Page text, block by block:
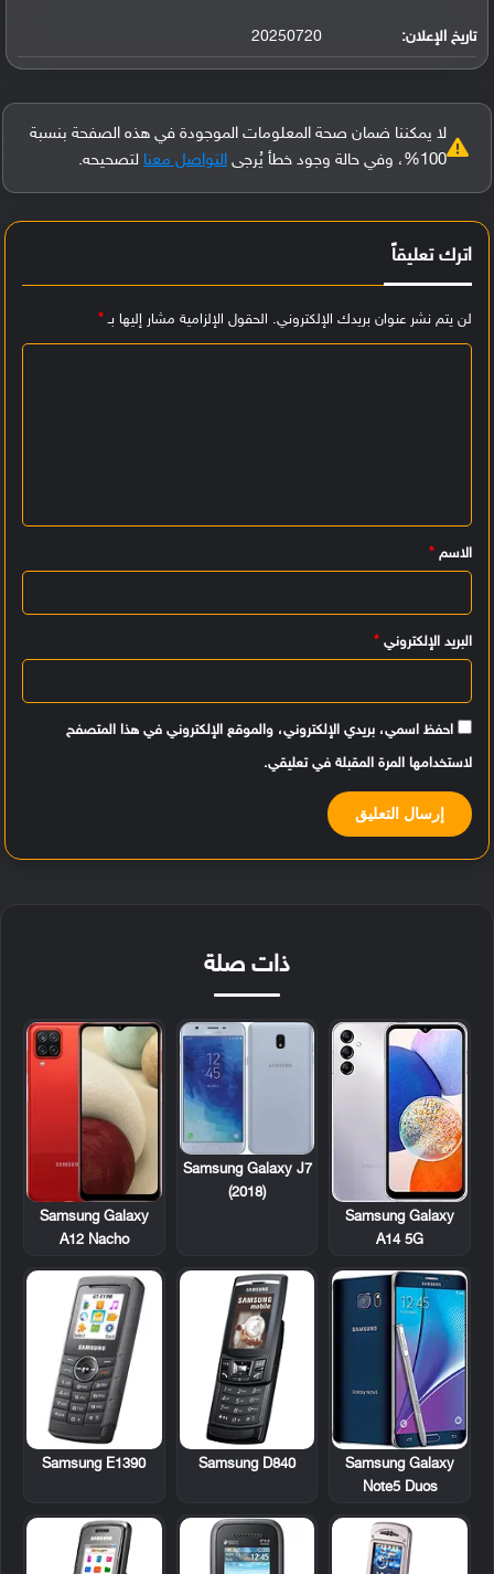
تاريخ الإعلان: 20250720
لا يمكننا ضمان صحة المعلومات الموجودة في هذه الصفحة بنسبة
100%، وفي حالة وجود خطأ يُرجى
التواصل معنا لتصحيحه.
اترك تعليقاً
لن يتم نشر عنوان بريدك الإلكتروني. الحقول الإلزامية مشار إليها بـ*
ي
ق
الاسم *
البريد الإلكتروني *
احفظ اسمي، بريدي الإلكتروني، والموقع الإلكتروني في هذا المتصفح
لاستخدامها المرة المقبلة في تعليقي.
ذات صلة
Samsung Galaxy
A14 5G
Samsung Galaxy J7
(2018)
Samsung Galaxy
A12 Nacho
Samsung Galaxy
Note5 Duos
Samsung D840
Samsung E1390